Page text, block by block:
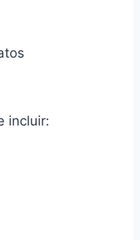
incluir: